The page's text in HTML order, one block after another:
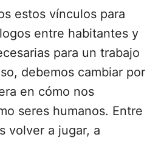
estos vínculos para
entre habitantes y
para un trabajo
debemos cambiar por
en cómo nos
seres humanos. Entre
volver a jugar, a